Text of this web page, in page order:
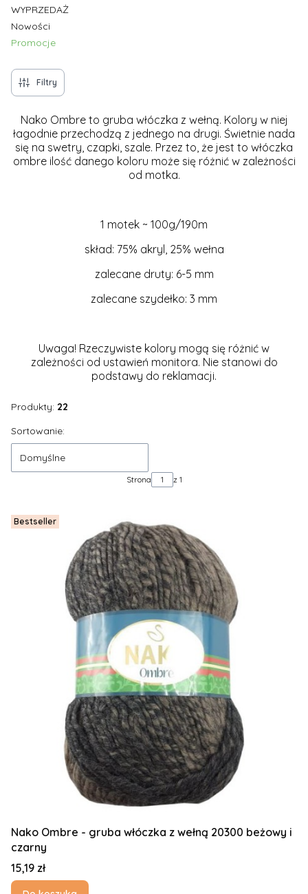
WYPRZEDAŻ
Nowości
Promocje
Filtry
Nako Ombre to gruba włóczka z wełną. Kolory w niej
łagodnie przechodzą z jednego na drugi. Świetnie nada
się na swetry, czapki, szale. Przez to, że jest to włóczka
ombre ilość danego koloru może się różnić w zależności
od motka.
1 motek ~ 100g/190m
skład: 75% akryl, 25% wełna
zalecane druty: 6-5 mm
zalecane szydełko: 3 mm
Uwaga! Rzeczywiste kolory mogą się różnić w
zależności od ustawień monitora. Nie stanowi do
podstawy do reklamacji.
Produkty: 22
Lista produktów
Sortowanie:
Domyślne
Strona z 1
Bestseller
Nako Ombre - gruba włóczka z wełną 20300 beżowy i
czarny
Cena
15,19 zł